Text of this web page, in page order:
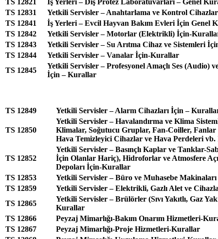
TS 12821
İş Yerleri – Diş Protez Laboratuvarları – Genel
TS 12831
Yetkili Servisler – Anahtarlama ve Kontrol
TS 12841
İş Yerleri – Evcil Hayvan Bakım Evleri İçin Genel
TS 12842
Yetkili Servisler – Motorlar (Elektrikli) İçin-
TS 12843
Yetkili Servisler – Su Arıtma Cihaz ve Sistemleri
TS 12844
Yetkili Servisler – Vanalar İçin-Kurallar
TS 12845
Yetkili Servisler – Profesyonel Amaçlı Ses (Audio)
İçin – Kurallar
TS 12849 Yetkili Servisler – Alarm Cihazları İçin –
TS 12850
Yetkili Servisler – Havalandırma ve Klima
Klimalar, Soğutucu Gruplar, Fan-Coiller,
Hava Temizleyici Cihazlar ve Hava Perdeleri
TS 12852
Yetkili Servisler – Basınçlı Kaplar ve Tanklar-
İçin Olanlar Hariç), Hidroforlar ve Atmosfere
Depoları İçin-Kurallar
TS 12853
Yetkili Servisler – Büro ve Muhasebe
TS 12859
Yetkili Servisler – Elektrikli, Gazlı Alet ve
TS 12865
Yetkili Servisler – Brülörler (Sıvı Yakıtlı, Gaz
Kurallar
TS 12866
Peyzaj Mimarlığı-Bakım Onarım Hizmetleri-
TS 12867
Peyzaj Mimarlığı-Proje Hizmetleri-Kurallar